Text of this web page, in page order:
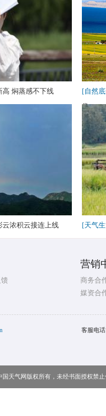
高 焖蒸感不下线
[自然
卷
云浓积云接连上线 [天气
营销
商务合
媒资合
客服电
国天气网版权所有，未经书面授权